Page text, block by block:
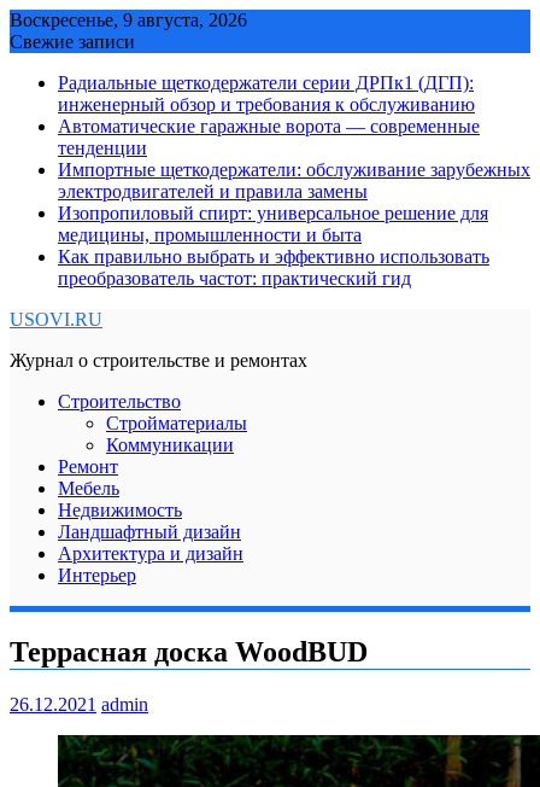
Skip
to
Воскресенье, 9 августа, 2026
Свежие записи
Радиальные щеткодержатели серии ДРПк1 (ДГП):
инженерный обзор и требования к обслуживанию
Автоматические гаражные ворота — современные
тенденции
Импортные щеткодержатели: обслуживание зарубежных
электродвигателей и правила замены
Изопропиловый спирт: универсальное решение для
медицины, промышленности и быта
Как правильно выбрать и эффективно использовать
преобразователь частот: практический гид
USOVI.RU
Журнал о строительстве и ремонтах
Строительство
Стройматериалы
Коммуникации
Ремонт
Мебель
Недвижимость
Ландшафтный дизайн
Архитектура и дизайн
Интерьер
Террасная доска WoodBUD
26.12.2021 admin